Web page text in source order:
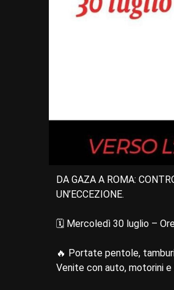
DA GAZA A ROMA:
UN’ECCEZIONE.
🗓️ Mercoledì 30 luglio –
🔥 Portate pentole,
Venite con auto, motorini